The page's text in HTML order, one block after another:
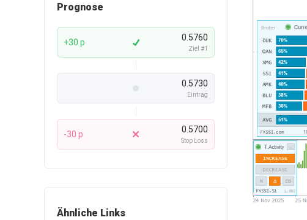
Prognose
+30 p 0.5760
Ziel #1
0.5730
Eintrag
-30 p 0.5700
Stop Loss
Ähnliche Links